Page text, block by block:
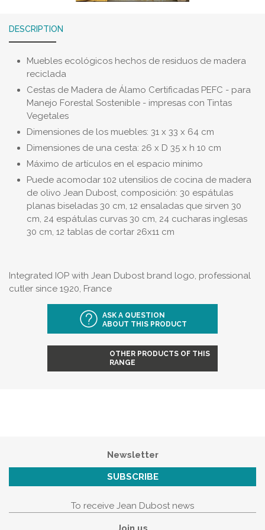
DESCRIPTION
Muebles ecológicos hechos de residuos de madera
reciclada
Cestas de Madera de Álamo Certificadas PEFC - para
Manejo Forestal Sostenible - impresas con Tintas
Vegetales
Dimensiones de los muebles: 31 x 33 x 64 cm
Dimensiones de una cesta: 26 x D 35 x h 10 cm
Máximo de artículos en el espacio mínimo
Puede acomodar 102 utensilios de cocina de madera
de olivo Jean Dubost, composición: 30 espátulas
planas biseladas 30 cm, 12 ensaladas que sirven 30
cm, 24 espátulas curvas 30 cm, 24 cucharas inglesas
30 cm, 12 tablas de cortar 26x11 cm
Integrated IOP with Jean Dubost brand logo, professional
cutler since 1920, France
ASK A QUESTION
ABOUT THIS PRODUCT
OTHER PRODUCTS OF THIS
RANGE
Newsletter
SUBSCRIBE
To receive Jean Dubost news